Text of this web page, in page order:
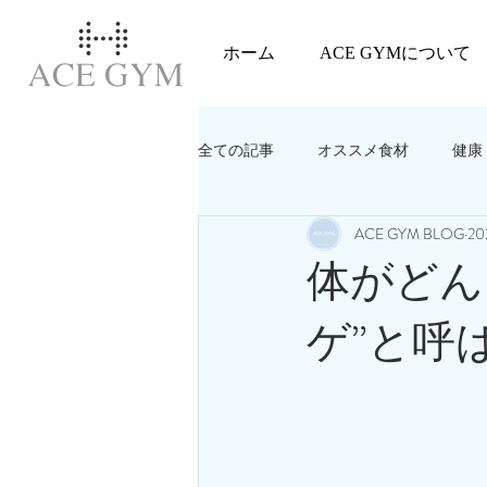
ホーム ACE GYMについて
全ての記事 オススメ食材 健康
教えてACEGYM‼️ 美容
体がど
ゲ”と呼
ACE GYM BLOG